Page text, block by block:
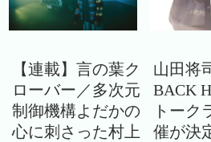
【連載】言の葉ク
ローバー／多次元
制御機構よだかの
心に刺さった村上
山田将
BACK
トーク
催が決